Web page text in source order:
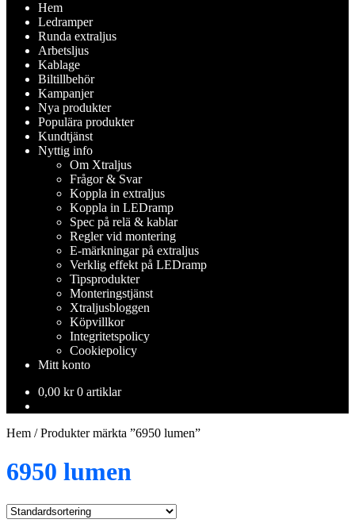
Hem
Ledramper
Runda extraljus
Arbetsljus
Kablage
Biltillbehör
Kampanjer
Nya produkter
Populära produkter
Kundtjänst
Nyttig info
Om Xtraljus
Frågor & Svar
Koppla in extraljus
Koppla in LEDramp
Spec på relä & kablar
Regler vid montering
E-märkningar på extraljus
Verklig effekt på LEDramp
Tipsprodukter
Monteringstjänst
Xtraljusbloggen
Köpvillkor
Integritetspolicy
Cookiepolicy
Mitt konto
0,00 kr 0 artiklar
Hem /Produkter märkta ”6950 lumen”
6950 lumen